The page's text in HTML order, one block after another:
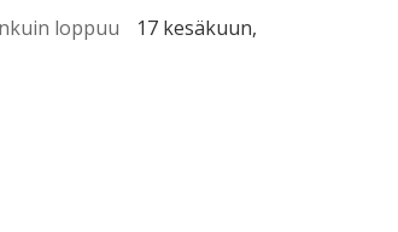
loppuu
17 kesäkuun,